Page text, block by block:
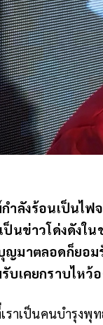
กำลังร้อนเป็นไ
ป็นข่าวโด่งดังใ
ญมาตลอดก็ยอ
บเคยกราบไหว้
ราเป็นคนบำรุงพุ